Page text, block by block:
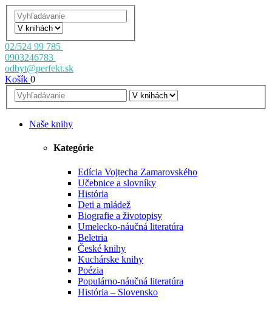
02/524 99 785
0903246783
odbyt@perfekt.sk
Košík 0
Naše knihy
Kategórie
Edícia Vojtecha Zamarovského
Učebnice a slovníky
História
Deti a mládež
Biografie a životopisy
Umelecko-náučná literatúra
Beletria
České knihy
Kuchárske knihy
Poézia
Populárno-náučná literatúra
História – Slovensko